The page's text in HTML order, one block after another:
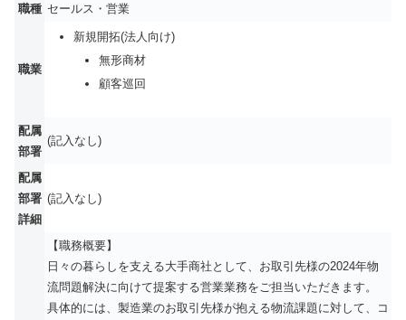
職種 セールス・営業
職業
新規開拓(法人向け)
無形商材
顧客巡回
配属
部署
(記入なし)
配属
部署
詳細
(記入なし)
【職務概要】
日々の暮らしを支える大手商社として、お取引先様の2024年物
流問題解決に向けて提案する営業業務をご担当いただきます。
具体的には、製造業のお取引先様が抱える物流課題に対して、コ